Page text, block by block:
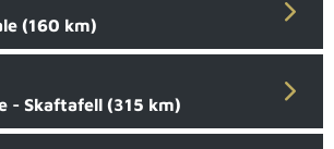
(160 km)
- Skaftafell (315 km)